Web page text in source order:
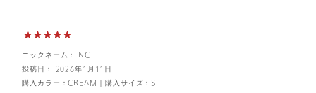
ニックネーム： NC
投稿日： 2026年1月11日
購入サイズ：S
購入カラー：CREAM